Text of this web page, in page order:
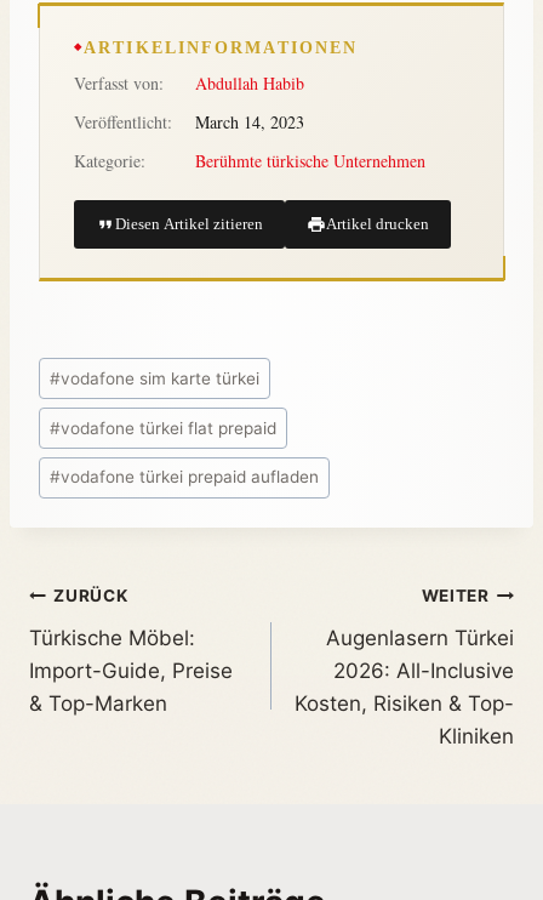
ARTIKELINFORMATIONEN
Verfasst von:
Abdullah Habib
Veröffentlicht:
March 14, 2023
Kategorie:
Berühmte türkische Unternehmen
Diesen Artikel zitieren Artikel drucken
#vodafone sim karte türkei
#vodafone türkei flat prepaid
#vodafone türkei prepaid aufladen
ZURÜCK
Türkische Möbel:
Import-Guide, Preise
& Top-Marken
WEITER
Augenlasern Türkei
2026: All-Inclusive
Kosten, Risiken & Top-
Kliniken